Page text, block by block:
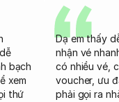
bạch
xem
thứ
Dạ em thấy
nhận vé
có nhiều vé,
voucher, ưu
phải gọi ra